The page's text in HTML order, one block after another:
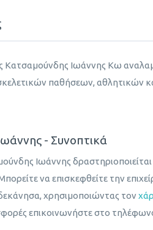
Κατσαμούνδης Ιωάννης Κω
παθήσεων, αθλητικών
- Συνοπτικά
Ιωάννης
να επισκεφθείτε την
χρησιμοποιώντας τον
επικοινωνήστε στο